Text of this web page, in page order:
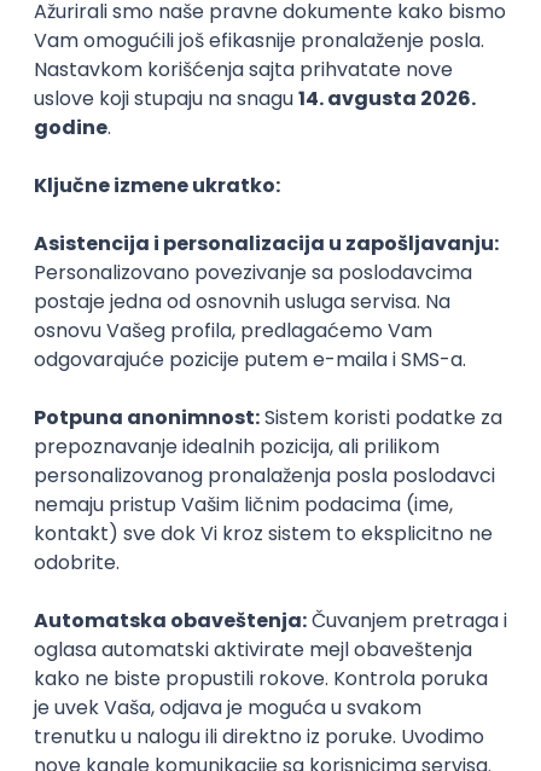
PHP serverski programer
Nav Soft d.o.o.
Novi Sad | Hibrid
14.08.2026.
PHP SQL
@
POSLOVI NA MAIL
KATEGORIJA
TEHNOLOGIJA
POSLODAVAC
GRAD
SENIORITET
NAČIN RADA
Najnoviji poslovi svakog dana u tvom
inboxu
Prijavi se
IT Project Manager/Product Owner
HR Code
Beograd
13.08.2026.
Azure DevOps SCRUM Agile Intermediate
Power BI Specialist